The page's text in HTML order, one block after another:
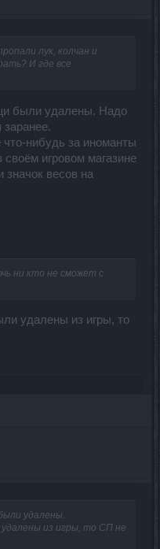
лук, колчан и
И где все
были удалены. Надо
заранее.
нибудь за иноманты
игровом магазине
весов на
ни кто не сможет с
удалены из игры, то
удалены.
из игры, то СП не